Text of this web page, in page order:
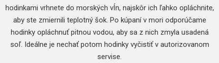
hodinkami vrhnete do morských vĺn, najskôr ich ľahko opláchnite,
aby ste zmiernili teplotný šok. Po kúpaní v mori odporúčame
hodinky opláchnuť pitnou vodou, aby sa z nich zmyla usadená
soľ. Ideálne je nechať potom hodinky vyčistiť v autorizovanom
servise.